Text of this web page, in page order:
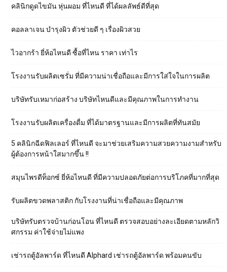
คลินิกดูดไขมัน หุ่นผอม ที่ไหนดี ที่ได้ผลลัพธ์ดีที่สุด
คอลลาเจน บำรุงผิว ตัวช่วยดี ๆ เรื่องผิวสวย
ไวอากร้า ยี่ห้อไหนดี ซื้อที่ไหน ราคา เท่าไร
โรงงานรับผลิตเซรั่ม ที่มีความน่าเชื่อถือและมีการใส่ใจในการผลิต
บริษัทรับเหมาก่อสร้าง บริษัทไหนดีและมีคุณภาพในการทำงาน
โรงงานรับผลิตเครื่องดื่ม ที่ได้มาตรฐานและมีการผลิตที่ทันสมัย
5 คลินิกฉีดฟิลเลอร์ ที่ไหนดี จะมาช่วยเสริมความสวยความงามสำหรับ
ผู้ต้องการหน้าใสมากขึ้น !!
สมุนไพรดีท็อกซ์ ยี่ห้อไหนดี ที่มีความปลอดภัยต่อการบริโภคที่มากที่สุด
รับผลิตขวดพลาสติก กับโรงงานที่น่าเชื่อถือและมีคุณภาพ
บริษัทรับตรวจบ้านก่อนโอน ที่ไหนดี ตรวจสอบอย่างละเอียดตามหลักวิ
ศกรรม ค่าใช้จ่ายไม่แพง
เช่ารถตู้อัลพาร์ด ที่ไหนดี Alphard เช่ารถตู้อัลพาร์ด พร้อมคนขับ